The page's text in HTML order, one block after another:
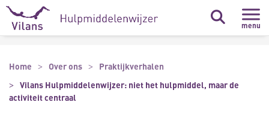
Naar hoofdinhoud
Naar footer
menu
Home Over ons
Praktijkverhalen
Vilans Hulpmiddelenwijzer: niet het hulpmiddel, maar de
activiteit centraal